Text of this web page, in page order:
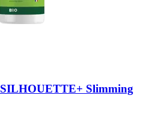
SILHOUETTE+ Slimming